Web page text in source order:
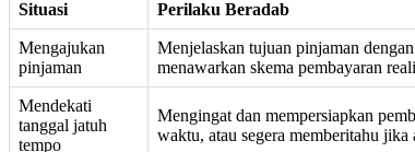
Situasi Perilaku Beradab
Mengajukan
pinjaman
Menjelaskan tujuan pinjaman
menawarkan skema pembayaran
Mendekati
tanggal jatuh
tempo
Mengingat dan mempersiapkan
waktu, atau segera memberitahu jika